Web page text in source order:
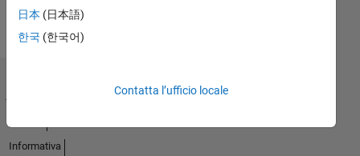
tutto
日本 (日本語)
한국 (한국어)
Contatta l’ufficio locale
fiducia
Informativa